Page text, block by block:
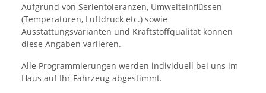
Aufgrund von Serientoleranzen, Umwelteinflüssen
(Temperaturen, Luftdruck etc.) sowie
Ausstattungsvarianten und Kraftstoffqualität können
diese Angaben variieren.
Alle Programmierungen werden individuell bei uns im
Haus auf Ihr Fahrzeug abgestimmt.